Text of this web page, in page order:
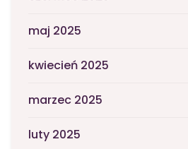
maj 2025
kwiecień 2025
marzec 2025
luty 2025